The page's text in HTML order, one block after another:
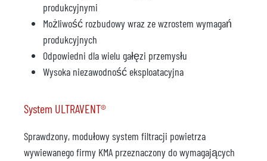
produkcyjnymi
Możliwość rozbudowy wraz ze wzrostem wymagań
produkcyjnych
Odpowiedni dla wielu gałęzi przemysłu
Wysoka niezawodność eksploatacyjna
System ULTRAVENT®
Sprawdzony, modułowy system filtracji powietrza
wywiewanego firmy KMA przeznaczony do wymagających